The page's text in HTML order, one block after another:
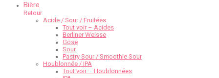
Bière
Retour
Acide / Sour / Fruitées
Tout voir – Acides
Berliner Weisse
Gose
Sour
Pastry Sour / Smoothie Sour
Houblonnée / IPA
Tout voir – Houblonnées